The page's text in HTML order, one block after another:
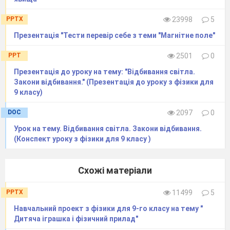
40.
42.
43.
45.
Інфразвуки та ультразвуки.
Властивості електромагнітних хвиль.
хвиль.
Фізичні основи сучасних бездротових
Інструктаж з БЖД.
Л.р. № 6 Дослідження звукових коливань
PPTX 23998
5
Презентація "Тести перевір себе з теми "Магнітне поле"
PPT 2501
0
Презентація до уроку на тему: "Відбивання світла.
Закони відбивання." (Презентація до уроку з фізики для
9 класу)
DOC 2097
0
Урок на тему. Відбивання світла. Закони відбивання.
(Конспект уроку з фізики для 9 класу )
Схожі матеріали
PPTX 11499
5
Навчальний проект з фізики для 9-го класу на тему "
Дитяча іграшка і фізичний прилад"